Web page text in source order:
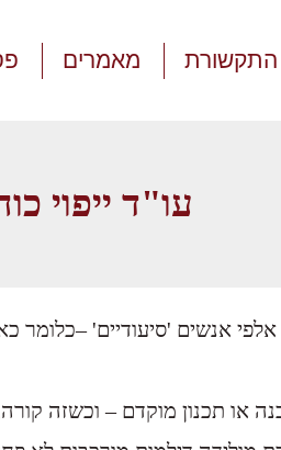
התקשורת מאמרים
עו"ד ייפוי
אנשים 'סיעודיים' –כלומר
או תכנון מוקדם – וכשזה